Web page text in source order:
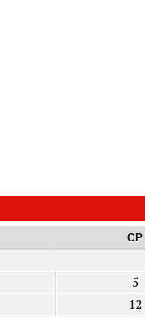
СР
5
12